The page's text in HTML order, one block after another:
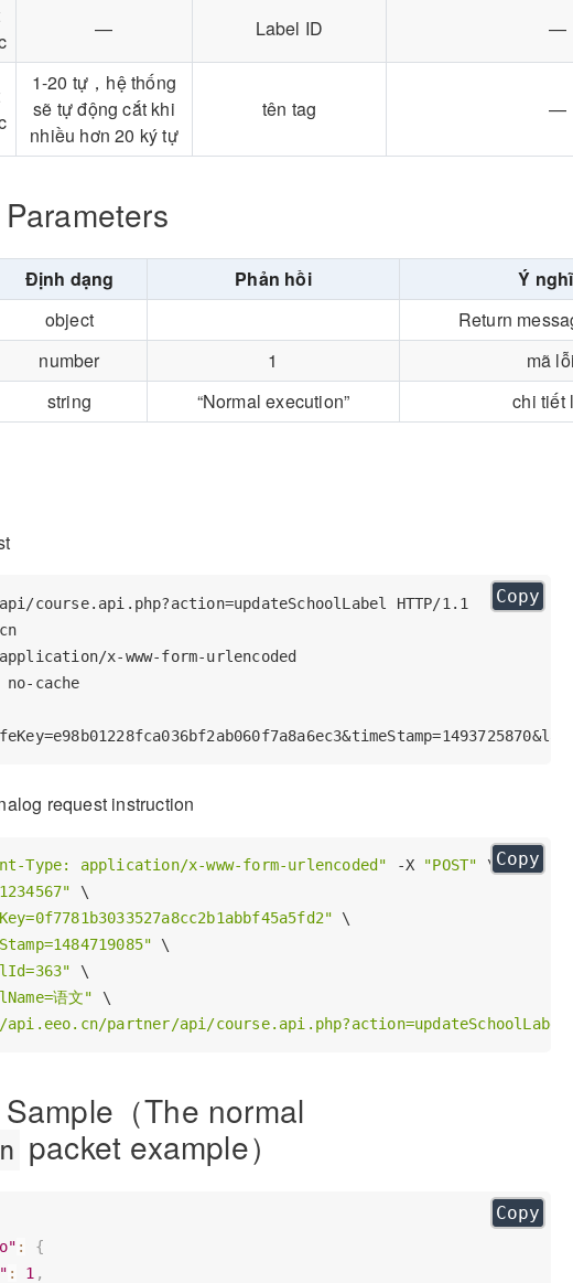
— Label ID —
1-20 tự，hệ thống
sẽ tự động cắt khi
nhiều hơn 20 ký tự
tên tag —
Định dạng Phản hồi
Ý
object
Return
number 1
mã
string “Normal execution” chi tiết
no-cache
Copy
request instruction
Type: application/x-www-form-urlencoded" -X "POST" \
\
\
\
\
语文"
\
partner/api/
Copy
（The normal
packet example）
:
{
: 1 ,
Copy